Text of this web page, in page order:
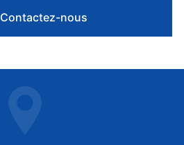
Contactez-nous